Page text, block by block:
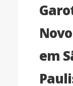
em